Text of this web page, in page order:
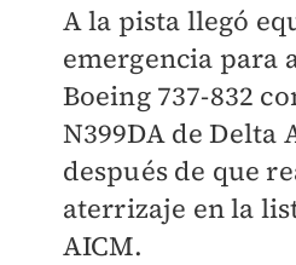
A la pista llegó
emergencia para
Boeing 737-832
N399DA de Delta
después de que
aterrizaje en la
AICM.